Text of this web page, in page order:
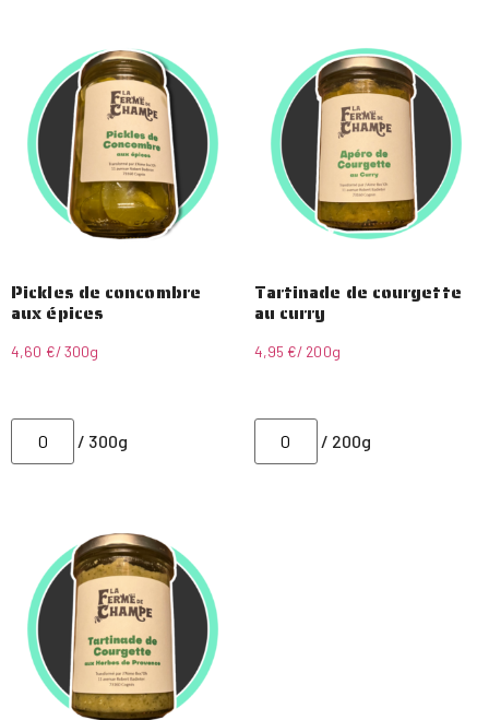
Pickles de concombre
aux épices
4,60 €/ 300g
/ 300g
Tartinade de courgette
au curry
4,95 €/ 200g
/ 200g